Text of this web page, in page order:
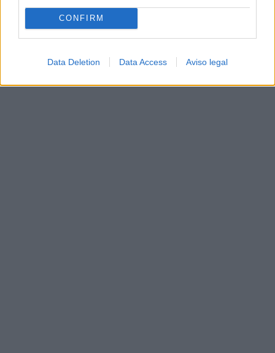
CONFIRM
Data Deletion Data Access Aviso legal